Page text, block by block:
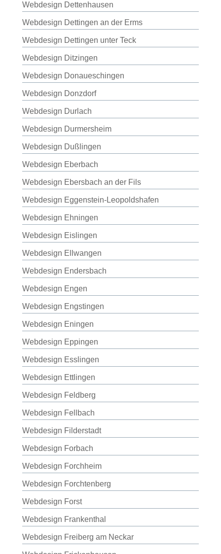
Webdesign Dettenhausen
Webdesign Dettingen an der Erms
Webdesign Dettingen unter Teck
Webdesign Ditzingen
Webdesign Donaueschingen
Webdesign Donzdorf
Webdesign Durlach
Webdesign Durmersheim
Webdesign Dußlingen
Webdesign Eberbach
Webdesign Ebersbach an der Fils
Webdesign Eggenstein-Leopoldshafen
Webdesign Ehningen
Webdesign Eislingen
Webdesign Ellwangen
Webdesign Endersbach
Webdesign Engen
Webdesign Engstingen
Webdesign Eningen
Webdesign Eppingen
Webdesign Esslingen
Webdesign Ettlingen
Webdesign Feldberg
Webdesign Fellbach
Webdesign Filderstadt
Webdesign Forbach
Webdesign Forchheim
Webdesign Forchtenberg
Webdesign Forst
Webdesign Frankenthal
Webdesign Freiberg am Neckar